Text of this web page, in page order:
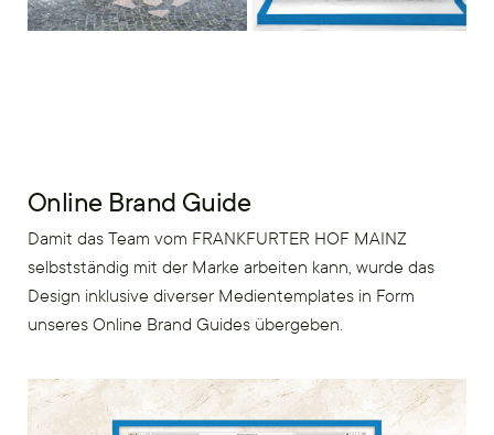
Online Brand Guide
Damit das Team vom FRANKFURTER HOF MAINZ
selbstständig mit der Marke arbeiten kann, wurde das
Design inklusive diverser Medientemplates in Form
unseres Online Brand Guides übergeben.